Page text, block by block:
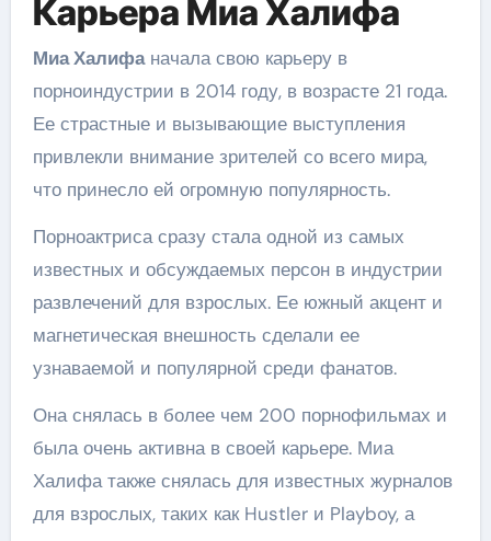
Карьера Миа Халифа
Миа Халифаначала свою карьеру в
порноиндустрии в 2014 году, в возрасте 21 года.
Ее страстные и вызывающие выступления
привлекли внимание зрителей со всего мира,
что принесло ей огромную популярность.
Порноактриса сразу стала одной из самых
известных и обсуждаемых персон в индустрии
развлечений для взрослых. Ее южный акцент и
магнетическая внешность сделали ее
узнаваемой и популярной среди фанатов.
Она снялась в более чем 200 порнофильмах и
была очень активна в своей карьере. Миа
Халифа также снялась для известных журналов
для взрослых, таких как Hustler и Playboy, а